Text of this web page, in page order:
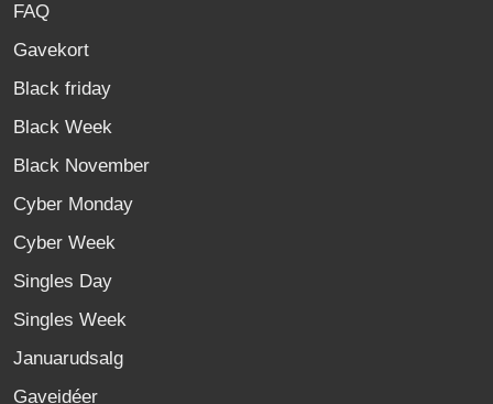
FAQ
Gavekort
Black friday
Black Week
Black November
Cyber Monday
Cyber Week
Singles Day
Singles Week
Januarudsalg
Gaveidéer